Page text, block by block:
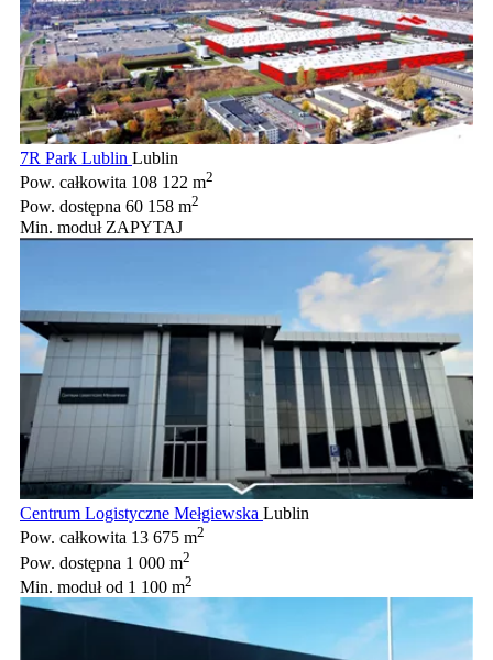
7R Park Lublin Lublin
Pow. całkowita 108 122 m2
Pow. dostępna 60 158 m2
Min. moduł ZAPYTAJ
Centrum Logistyczne Mełgiewska Lublin
Pow. całkowita 13 675 m2
Pow. dostępna 1 000 m2
Min. modułod 1 100 m2